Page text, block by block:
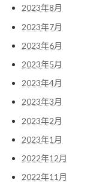
2023年8月
2023年7月
2023年6月
2023年5月
2023年4月
2023年3月
2023年2月
2023年1月
2022年12月
2022年11月